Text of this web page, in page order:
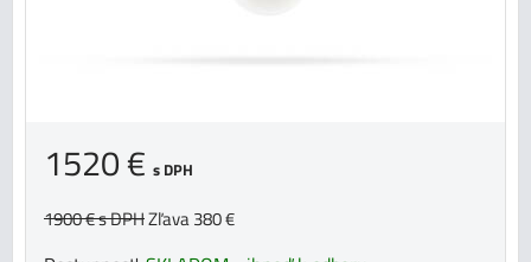
1520 € s DPH
1900 €s DPHZľava 380 €